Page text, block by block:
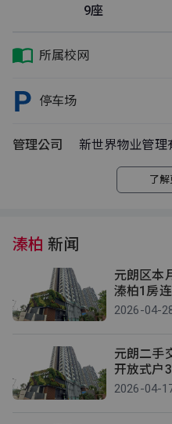
9座
所属校网
停车场
管理公司 新世界物业管理
了
溱柏 新闻
元朗区本
溱柏1房
值4%
2026-04-
元朗二手
开放式户
6%
2026-04-